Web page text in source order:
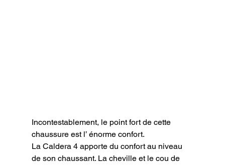
Incontestablement, le point fort de cette
chaussure est l’ énorme confort.
La Caldera 4 apporte du confort au niveau
de son chaussant. La cheville et le cou de